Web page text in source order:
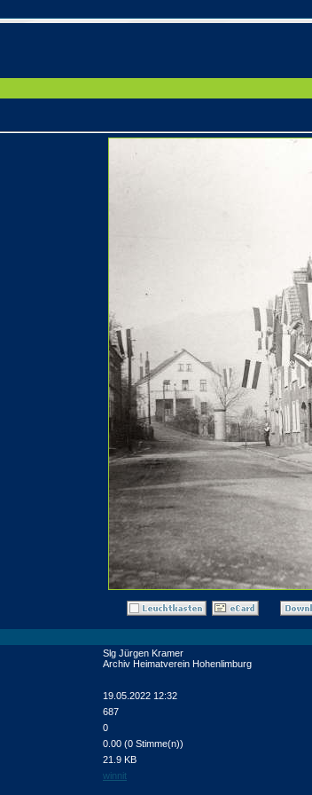
Slg Jürgen Kramer
Archiv Heimatverein Hohenlimburg
19.05.2022 12:32
687
0
0.00 (0 Stimme(n))
21.9 KB
winnit